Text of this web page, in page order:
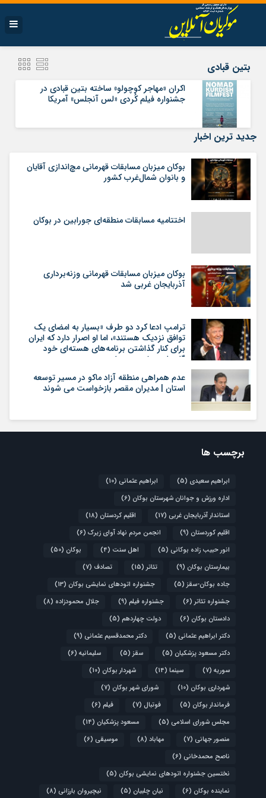
بتین قبادی
اکران «مهاجر کوچولو» ساخته بتین قبادی در
جشنواره فیلم کُردی «لس آنجلس» آمریکا
جدید ترین اخبار
بوکان میزبان مسابقات قهرمانی مچ‌اندازی آقایان
و بانوان شمال‌غرب کشور
اختتامیه مسابقات منطقه‌ای جورابین در بوکان
بوکان میزبان مسابقات قهرمانی وزنه‌برداری
آذربایجان غربی شد
ترامپ ادعا کرد دو طرف «بسیار به امضای یک
توافق نزدیک هستند»، اما او اصرار دارد که ایران
برای کنار گذاشتن برنامه‌های هسته‌ای خود
گام‌های بیشتری بردارد
عدم همراهی منطقه آزاد ماکو در مسیر توسعه
استان | مدیران مقصر بازخواست می شوند
برچسب ها
ابراهیم سعیدی (5) ابراهیم عثمانی (10)
اداره ورزش و جوانان شهرستان بوکان (6)
استاندار آذربایجان غربی (17) اقلیم کردستان (18)
اقلیم کوردستان (9) انجمن مردم نهاد آوای زیرک (6)
انور حبیب زاده بوکانی (5) اهل سنت (4) بوکان (50)
بیمارستان بوکان (9) تئاتر (15) تصادف (7)
جاده بوکان-سقز (5) جشنواره اتودهای نمایشی بوکان (13)
جشنواره تئاتر (6) جشنواره فیلم (9) جلال محمودزاده (8)
دادستان بوکان (6) دولت چهاردهم (5)
دکتر ابراهیم عثمانی (5) دکتر محمدقسیم عثمانی (9)
دکتر مسعود پزشکیان (5) سقز (5) سلیمانیه (6)
سوریه (7) سینما (14) شهردار بوکان (10)
شهرداری بوکان (10) شورای شهر بوکان (7)
فرماندار بوکان (5) فوتبال (7) فیلم (6)
مجلس شورای اسلامی (5) مسعود پزشکیان (14)
منصور جهانی (7) مهاباد (8) موسیقی (6)
ناصح محمدخانی (6)
نختسین جشنواره اتودهای نمایشی بوکان (5)
نماینده بوکان (6) نیان چلبیان (5) نیچیروان بارزانی (8)